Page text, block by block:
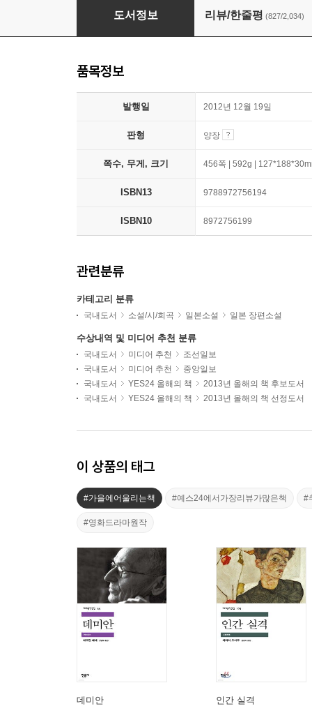
나미야 잡화점의 기적
도서정보 리뷰/한줄평 (827/2,034)
품목정보
발행일 2012년 12월 19일
판형 양장
쪽수, 무게, 크기 456쪽 | 592g |
ISBN13 9788972756194
ISBN10 8972756199
관련분류
카테고리 분류
국내도서 소설/시/희곡 일본소설 일본 장편소설
수상내역 및 미디어 추천 분류
국내도서 미디어 추천
조선일보
국내도서
미디어 추천
중앙일보
국내도서
YES24 올해의 책
2013년 올해의 책 후보도서
국내도서
YES24 올해의 책 2013년 올해의 책 선정도서
이 상품의 태그
#가을에어울리는책 #예스24에서가장리뷰가많은책 #
#영화드라마원작
데미안 인간 실격